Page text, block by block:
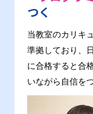
つく
当教室のカリキ
準拠しており、
に合格すると合
いながら自信を